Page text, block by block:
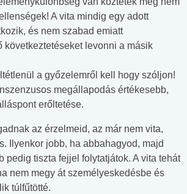
A vita mindig egy adott
és nem szabad emiatt
következtetéseket levonni a másik
a győzelemről kell hogy szóljon!
megállapodás értékesebb,
erőltetése.
az érzelmeid, az már nem vita,
Ilyenkor jobb, ha abbahagyod, majd
pedig tiszta fejjel folytatjátok. A vita tehát
nem megy át személyeskedésbe és
túlfűtötté.